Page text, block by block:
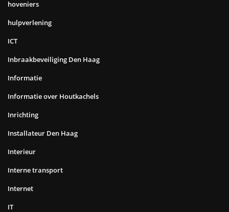
hoveniers
hulpverlening
ICT
Inbraakbeveiliging Den Haag
Informatie
Informatie over Houtkachels
Inrichting
Installateur Den Haag
Interieur
Interne transport
Internet
IT